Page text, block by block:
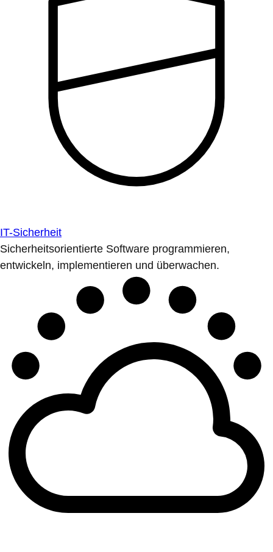
IT-Sicherheit
Sicherheitsorientierte Software programmieren,
entwickeln, implementieren und überwachen.